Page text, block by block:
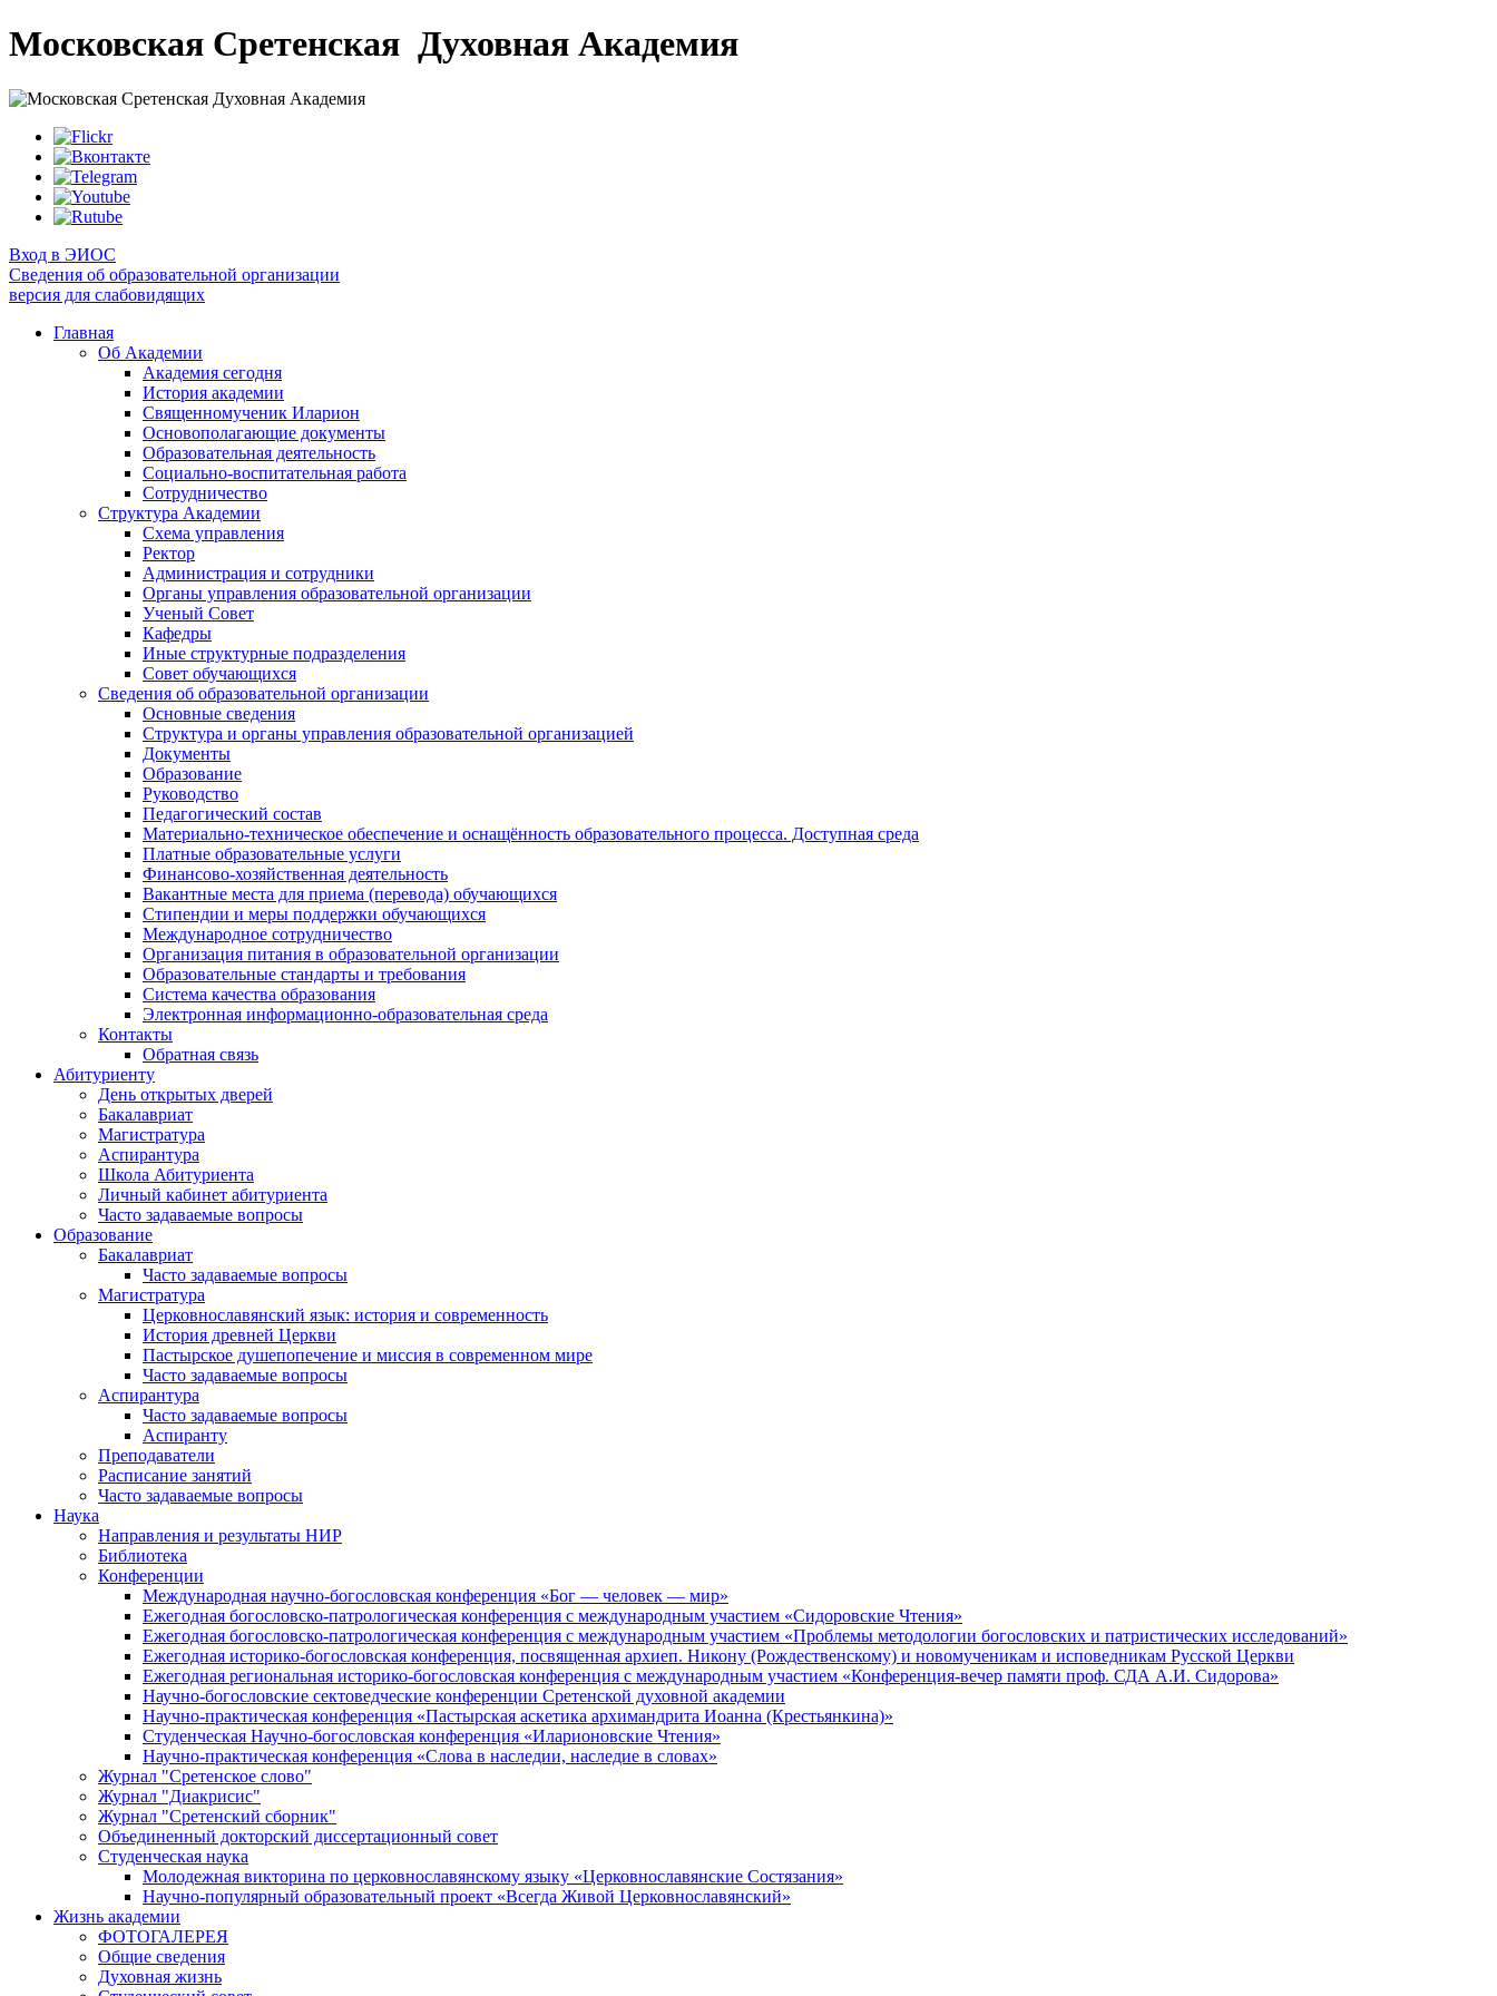
Московская Сретенская Духовная Академия
Вход в ЭИОС
Сведения об образовательной организации
версия для слабовидящих
Главная
Об Академии
Академия сегодня
История академии
Священномученик Иларион
Основополагающие документы
Образовательная деятельность
Социально-воспитательная работа
Сотрудничество
Структура Академии
Схема управления
Ректор
Администрация и сотрудники
Органы управления образовательной организации
Ученый Совет
Кафедры
Иные структурные подразделения
Совет обучающихся
Сведения об образовательной организации
Основные сведения
Структура и органы управления образовательной организацией
Документы
Образование
Руководство
Педагогический состав
Материально-техническое обеспечение и оснащённость образовательного процесса. Доступная среда
Платные образовательные услуги
Финансово-хозяйственная деятельность
Вакантные места для приема (перевода) обучающихся
Стипендии и меры поддержки обучающихся
Международное сотрудничество
Организация питания в образовательной организации
Образовательные стандарты и требования
Система качества образования
Электронная информационно-образовательная среда
Контакты
Обратная связь
Абитуриенту
День открытых дверей
Бакалавриат
Магистратура
Аспирантура
Школа Абитуриента
Личный кабинет абитуриента
Часто задаваемые вопросы
Образование
Бакалавриат
Часто задаваемые вопросы
Магистратура
Церковнославянский язык: история и современность
История древней Церкви
Пастырское душепопечение и миссия в современном мире
Часто задаваемые вопросы
Аспирантура
Часто задаваемые вопросы
Аспиранту
Преподаватели
Расписание занятий
Часто задаваемые вопросы
Наука
Направления и результаты НИР
Библиотека
Конференции
Международная научно-богословская конференция «Бог — человек — мир»
Ежегодная богословско-патрологическая конференция с международным участием «Сидоровские Чтения»
Ежегодная богословско-патрологическая конференция с международным участием «Проблемы методологии богословских и патристических исследований»
Ежегодная историко-богословская конференция, посвященная архиеп. Никону (Рождественскому) и новомученикам и исповедникам Русской Церкви
Ежегодная региональная историко-богословская конференция с международным участием «Конференция-вечер памяти проф. СДА А.И. Сидорова»
Научно-богословские сектоведческие конференции Сретенской духовной академии
Научно-практическая конференция «Пастырская аскетика архимандрита Иоанна (Крестьянкина)»
Студенческая Научно-богословская конференция «Иларионовские Чтения»
Научно-практическая конференция «Cлова в наследии, наследие в словах»
Журнал "Сретенское слово"
Журнал "Диакрисис"
Журнал "Сретенский сборник"
Объединенный докторский диссертационный совет
Студенческая наука
Молодежная викторина по церковнославянскому языку «Церковнославянские Состязания»
Научно-популярный образовательный проект «Всегда Живой Церковнославянский»
Жизнь академии
ФОТОГАЛЕРЕЯ
Общие сведения
Духовная жизнь